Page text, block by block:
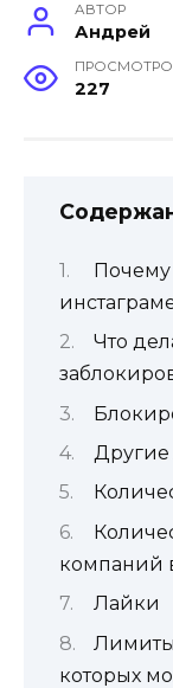
АВТОР
Андрей
227
Что
Другие
компаний
Лайки
которых